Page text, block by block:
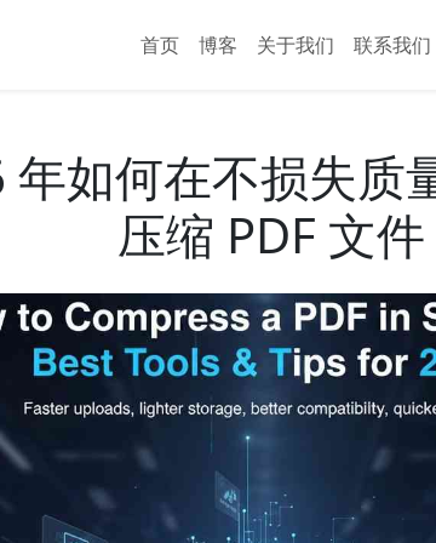
首页 博客 关于我们 联系我们
年如何在不损失质
压缩 PDF 文件